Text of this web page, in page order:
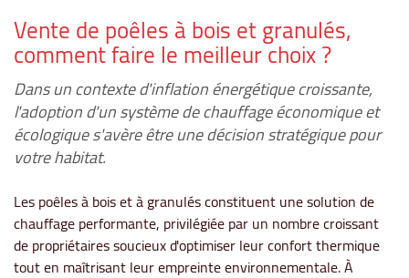
Vente de poêles à bois et granulés,
comment faire le meilleur choix ?
Dans un contexte d'inflation énergétique croissante,
l'adoption d'un système de chauffage économique et
écologique s'avère être une décision stratégique pour
votre habitat.
Les poêles à bois et à granulés constituent une solution de
chauffage performante, privilégiée par un nombre croissant
de propriétaires soucieux d'optimiser leur confort thermique
tout en maîtrisant leur empreinte environnementale. À